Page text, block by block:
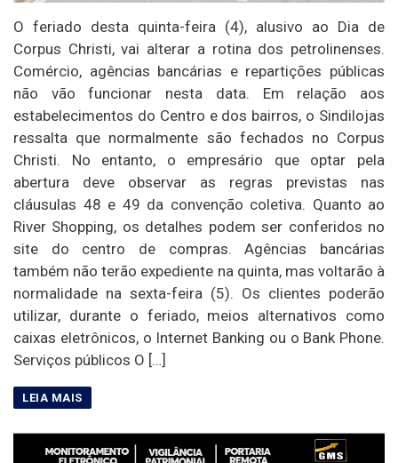
O feriado desta quinta-feira (4), alusivo ao Dia de
Corpus Christi, vai alterar a rotina dos petrolinenses.
Comércio, agências bancárias e repartições públicas
não vão funcionar nesta data. Em relação aos
estabelecimentos do Centro e dos bairros, o Sindilojas
ressalta que normalmente são fechados no Corpus
Christi. No entanto, o empresário que optar pela
abertura deve observar as regras previstas nas
cláusulas 48 e 49 da convenção coletiva. Quanto ao
River Shopping, os detalhes podem ser conferidos no
site do centro de compras. Agências bancárias
também não terão expediente na quinta, mas voltarão à
normalidade na sexta-feira (5). Os clientes poderão
utilizar, durante o feriado, meios alternativos como
caixas eletrônicos, o Internet Banking ou o Bank Phone.
Serviços públicos O […]